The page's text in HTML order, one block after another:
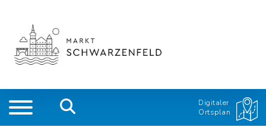
Digitaler
Ortsplan